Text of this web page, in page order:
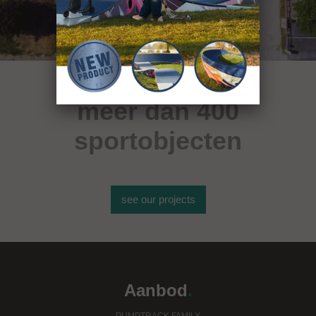
meer dan 400
sportobjecten
see our projects
Aanbod.